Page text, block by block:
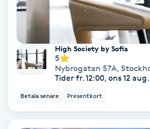
Stylist High Society by Sofia
5
Nybrogatan 57A,
Tider fr. 12:00, ons 12 aug.
Betala senare Presentkort